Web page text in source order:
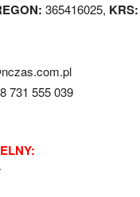
365416025, KRS:
731 555 039